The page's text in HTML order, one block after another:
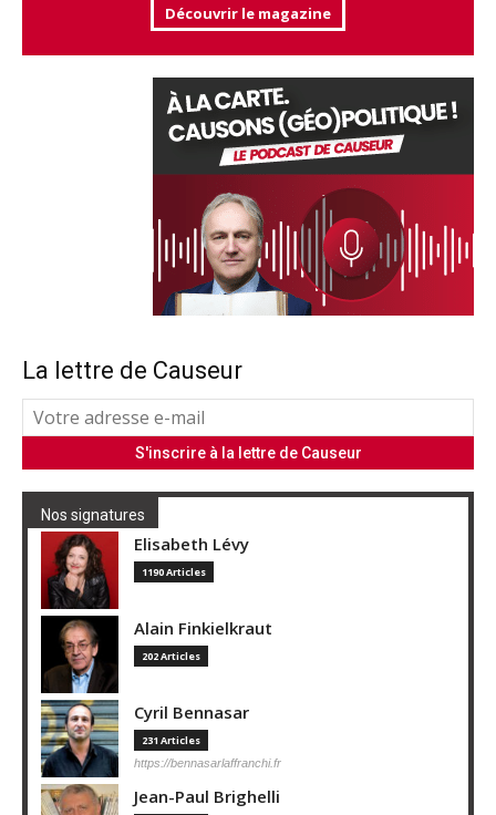
Découvrir le magazine
La lettre de Causeur
Nos signatures
Elisabeth Lévy
1190 Articles
Alain Finkielkraut
202 Articles
Cyril Bennasar
231 Articles
https://bennasarlaffranchi.fr
Jean-Paul Brighelli